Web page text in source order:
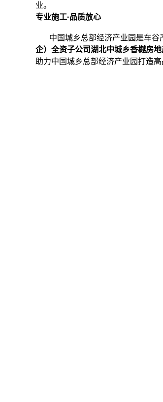
业。
专业施工·品质放心
中国城乡总部经济产业园是车谷
企）全资子公司湖北中城乡香樾房
助力中国城乡总部经济产业园打造高